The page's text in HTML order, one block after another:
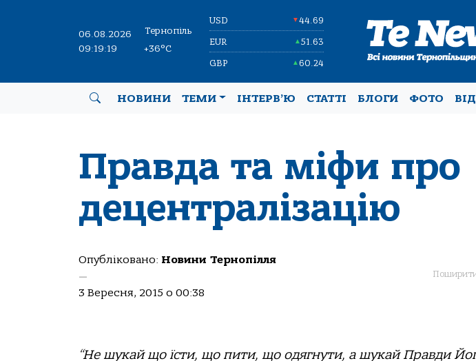
06.08.2026
09:19:20
Тернопіль
+36°C
USD ▼44.69
EUR ▲51.63
GBP ▲60.24
НОВИНИ ТЕМИ ІНТЕРВ’Ю СТАТТІ БЛОГИ ФОТО
Правда та міфи про
децентралізацію
Опубліковано: Новини Тернопілля
—
3 Вересня, 2015 о 00:38
“Не шукай що їсти, що пити, що одягнути, а шукай Правди